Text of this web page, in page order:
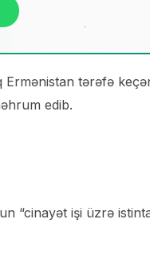
Ermənistan tərəfə
edib.
“cinayət işi üzrə